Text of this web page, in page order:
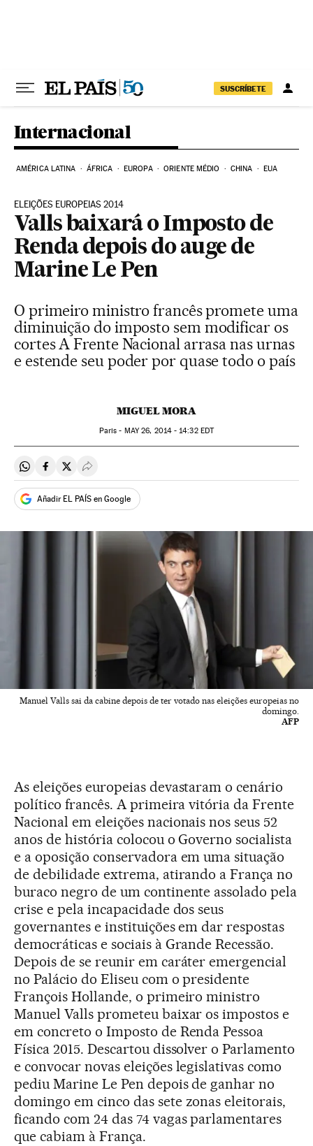
SUSCRÍBETE
Internacional
AMÉRICA LATINA ÁFRICA EUROPA ORIENTE MÉDIO CHINA EUA
ELEIÇÕES EUROPEIAS 2014
Valls baixará o Imposto de
Renda depois do auge de
Marine Le Pen
O primeiro ministro francês promete uma
diminuição do imposto sem modificar os
cortes A Frente Nacional arrasa nas urnas
e estende seu poder por quase todo o país
MIGUEL MORA
Paris - MAY26, 2014 - 14:32EDT
Compartir en Whatsapp
Compartir en Facebook
Compartir en Twitter
Desplegar Redes Sociales
Añadir EL PAÍS en Google
Manuel Valls sai da cabine depois de ter votado nas eleições europeias no
domingo.
AFP
As eleições europeias devastaram o cenário
político francês. A primeira vitória da Frente
Nacional em eleições nacionais nos seus 52
anos de história colocou o Governo socialista
e a oposição conservadora em uma situação
de debilidade extrema, atirando a França no
buraco negro de um continente assolado pela
crise e pela incapacidade dos seus
governantes e instituições em dar respostas
democráticas e sociais à Grande Recessão.
Depois de se reunir em caráter emergencial
no Palácio do Eliseu com o presidente
François Hollande, o primeiro ministro
Manuel Valls prometeu baixar os impostos e
em concreto o Imposto de Renda Pessoa
Física 2015. Descartou dissolver o Parlamento
e convocar novas eleições legislativas como
pediu Marine Le Pen depois de ganhar no
domingo em cinco das sete zonas eleitorais,
ficando com 24 das 74 vagas parlamentares
que cabiam à França.